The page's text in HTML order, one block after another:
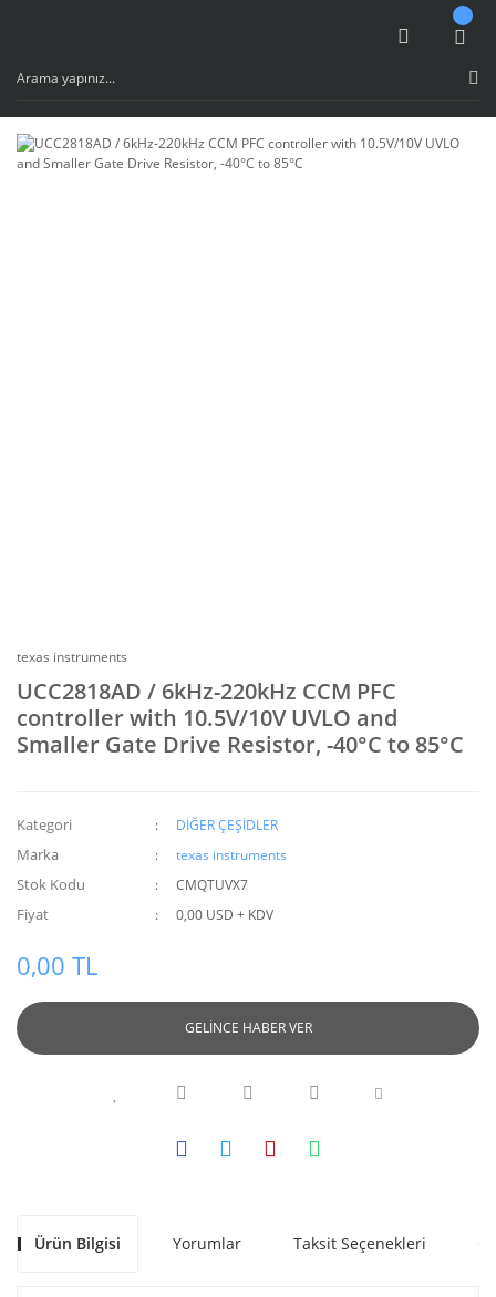
texas instruments
UCC2818AD / 6kHz-220kHz CCM PFC
controller with 10.5V/10V UVLO and
Smaller Gate Drive Resistor, -40°C to 85°C
Kategori DİĞER ÇEŞİDLER
Marka texas instruments
Stok Kodu CMQTUVX7
Fiyat 0,00 USD + KDV
0,00 TL
GELİNCE HABER VER
Ürün Bilgisi Yorumlar Taksit Seçenekleri